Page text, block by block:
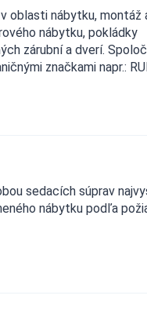
oblasti nábytku, montáž
nábytku, pokládky
zárubní a dverí.
značkami napr.:
sedacích súprav
nábytku podľa